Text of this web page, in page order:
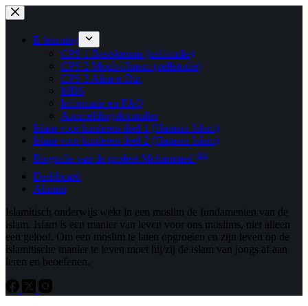
Ga
naar
inhoud
E-learning
CPS 1 Basiskennis (zelfstudie)
CPS 2 Moulvi/Imam (zelfstudie)
CPS 3 Alim-e-Din
MBS
Informatie en FAQ
Aanmeldingsformulier
Islam voor kinderen deel 1 (Hamāra Islam)
Islam voor kinderen deel 2 (Hamāra Islam)
Biografie van de profeet Mohammed ﷺ
Dashboard
Alumni
Islamitisch onderwijs wekt in een moslim de fundamenten van de
islam. Islam is een manier van leven voor ons moslims, niet alleen
een geloof. Om een ​​moslim te laten opgroeien en zijn leven op de
islamitische manier te leven moet hij/zij de islam van jongs af aan
leren en beoefenen.